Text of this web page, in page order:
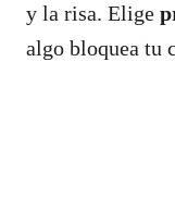
y la risa. Elige
algo bloquea tu